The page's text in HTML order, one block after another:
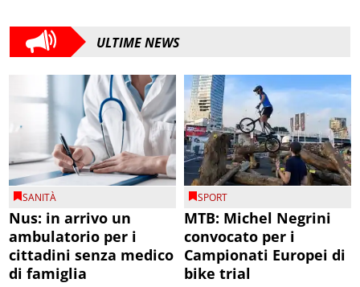
ULTIME NEWS
SANITÀ
Nus: in arrivo un
ambulatorio per i
cittadini senza medico
di famiglia
SPORT
MTB: Michel Negrini
convocato per i
Campionati Europei di
bike trial